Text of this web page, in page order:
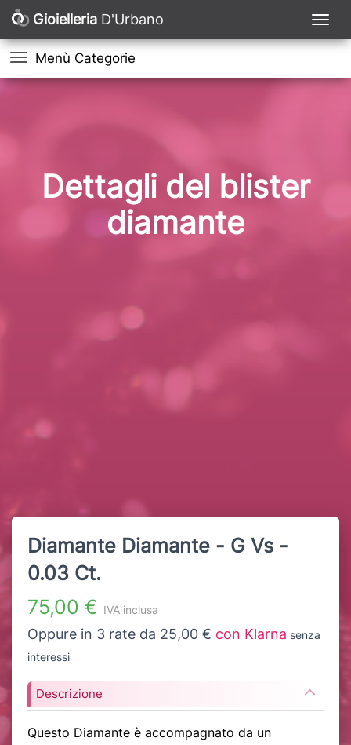
Gioielleria D'Urbano
Menù Categorie
Dettagli del blister
diamante
Diamante Diamante - G Vs -
0.03 Ct.
75,00 € IVA inclusa
Oppure in 3 rate da 25,00 € con Klarna senza
interessi
Descrizione
Questo Diamante è accompagnato da un